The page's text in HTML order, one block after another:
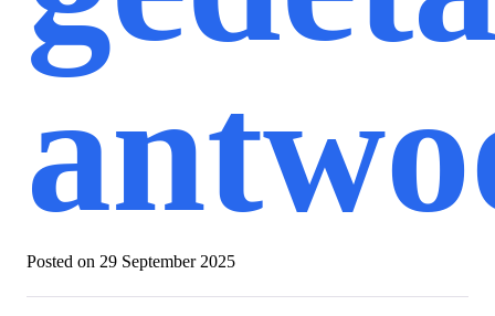
Posted on 29 September 2025